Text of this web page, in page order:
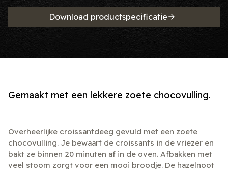
Download productspecificatie
Gemaakt met een lekkere zoete chocovulling.
Overheerlijke croissantdeeg gevuld met een zoete
chocovulling. Je bewaart de croissants in de vriezer en
bakt ze binnen 20 minuten af in de oven. Afbakken met
veel stoom zorgt voor een mooi broodje. De hazelnoot